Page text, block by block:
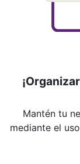
Mantén tu
mediante el